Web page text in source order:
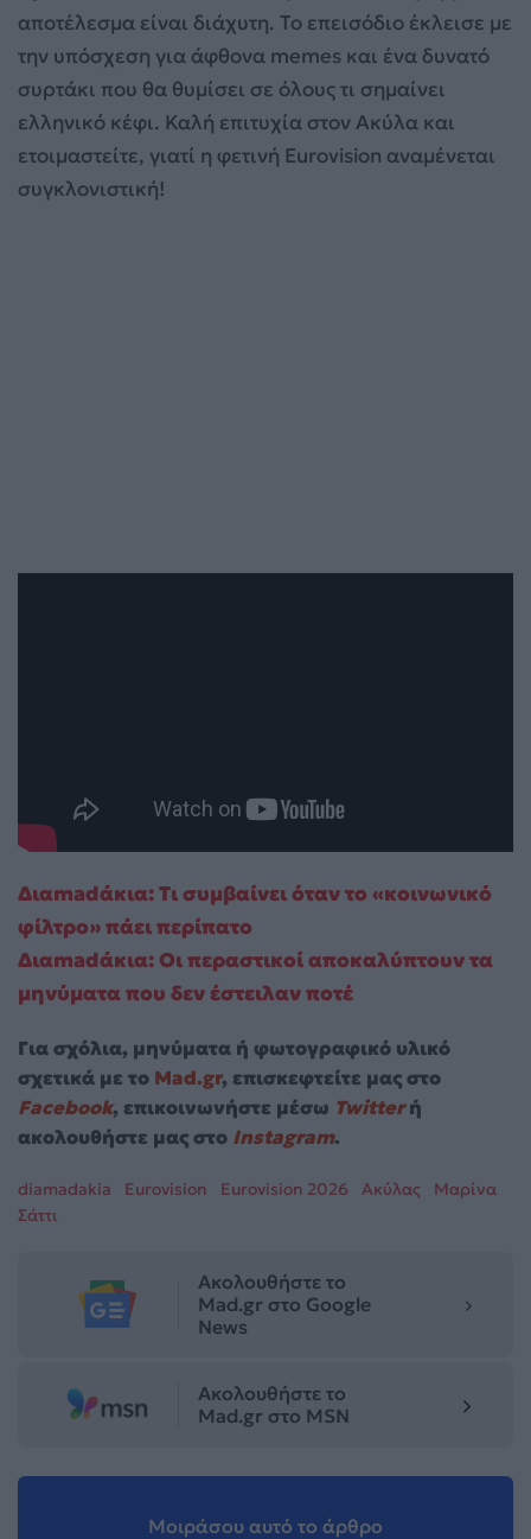
αποτέλεσμα είναι διάχυτη. Το επεισόδιο έκλεισε με
την υπόσχεση για άφθονα memes και ένα δυνατό
συρτάκι που θα θυμίσει σε όλους τι σημαίνει
ελληνικό κέφι. Καλή επιτυχία στον Ακύλα και
ετοιμαστείτε, γιατί η φετινή Eurovision αναμένεται
συγκλονιστική!
Διαmadάκια: Τι συμβαίνει όταν το «κοινωνικό
φίλτρο» πάει περίπατο
Διαmadάκια: Οι περαστικοί αποκαλύπτουν τα
μηνύματα που δεν έστειλαν ποτέ
Για σχόλια, μηνύματα ή φωτογραφικό υλικό
σχετικά με το Mad.gr, επισκεφτείτε μας στο
Facebook, επικοινωνήστε μέσω Twitterή
ακολουθήστε μας στο Instagram.
diamadakia Eurovision Eurovision 2026 Ακύλας
Μαρίνα
Σάττι
Ακολουθήστε το
Mad.gr στο Google
News
Ακολουθήστε το
Mad.gr στο MSN
Μοιράσου αυτό το άρθρο